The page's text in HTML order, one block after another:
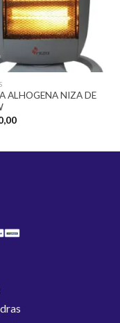
ALHOGENA NIZA DE